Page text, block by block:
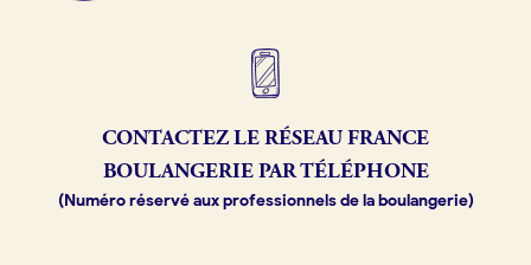
Je suis
boulanger
Je découvre
Offres
d’emploi
Fonds de
Je suis
fournisseur
CONTACTEZ LE RÉSEAUFRANCE
BOULANGERIE PAR TÉLÉPHONE
(Numéro réservé aux professionnels de la boulangerie)